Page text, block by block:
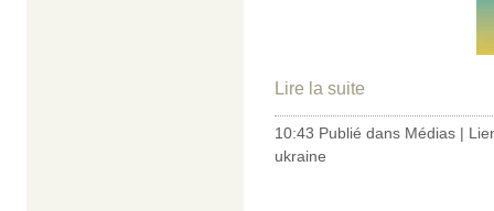
Lire la suite
10:43 Publié dans Médias |
ukraine